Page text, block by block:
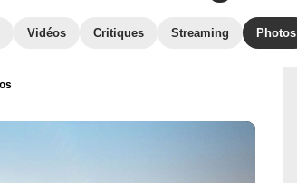
Vidéos Critiques Streaming Photos